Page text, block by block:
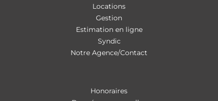
Locations
Gestion
Estimation en ligne
Syndic
Notre Agence/Contact
Honoraires